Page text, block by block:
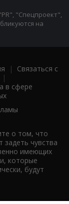
"Спецпроект",
на
| Связаться с
|
в сфере
о том, что
чувства
имеющих
которые
будут